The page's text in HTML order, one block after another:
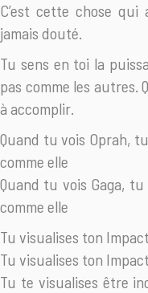
C’est cette chose
jamais douté.
Tu sens en toi la
pas comme les autres.
à accomplir.
Quand tu vois Oprah,
comme elle
Quand tu vois Gaga,
comme elle
Tu visualises ton
Tu visualises ton
Tu te visualises être